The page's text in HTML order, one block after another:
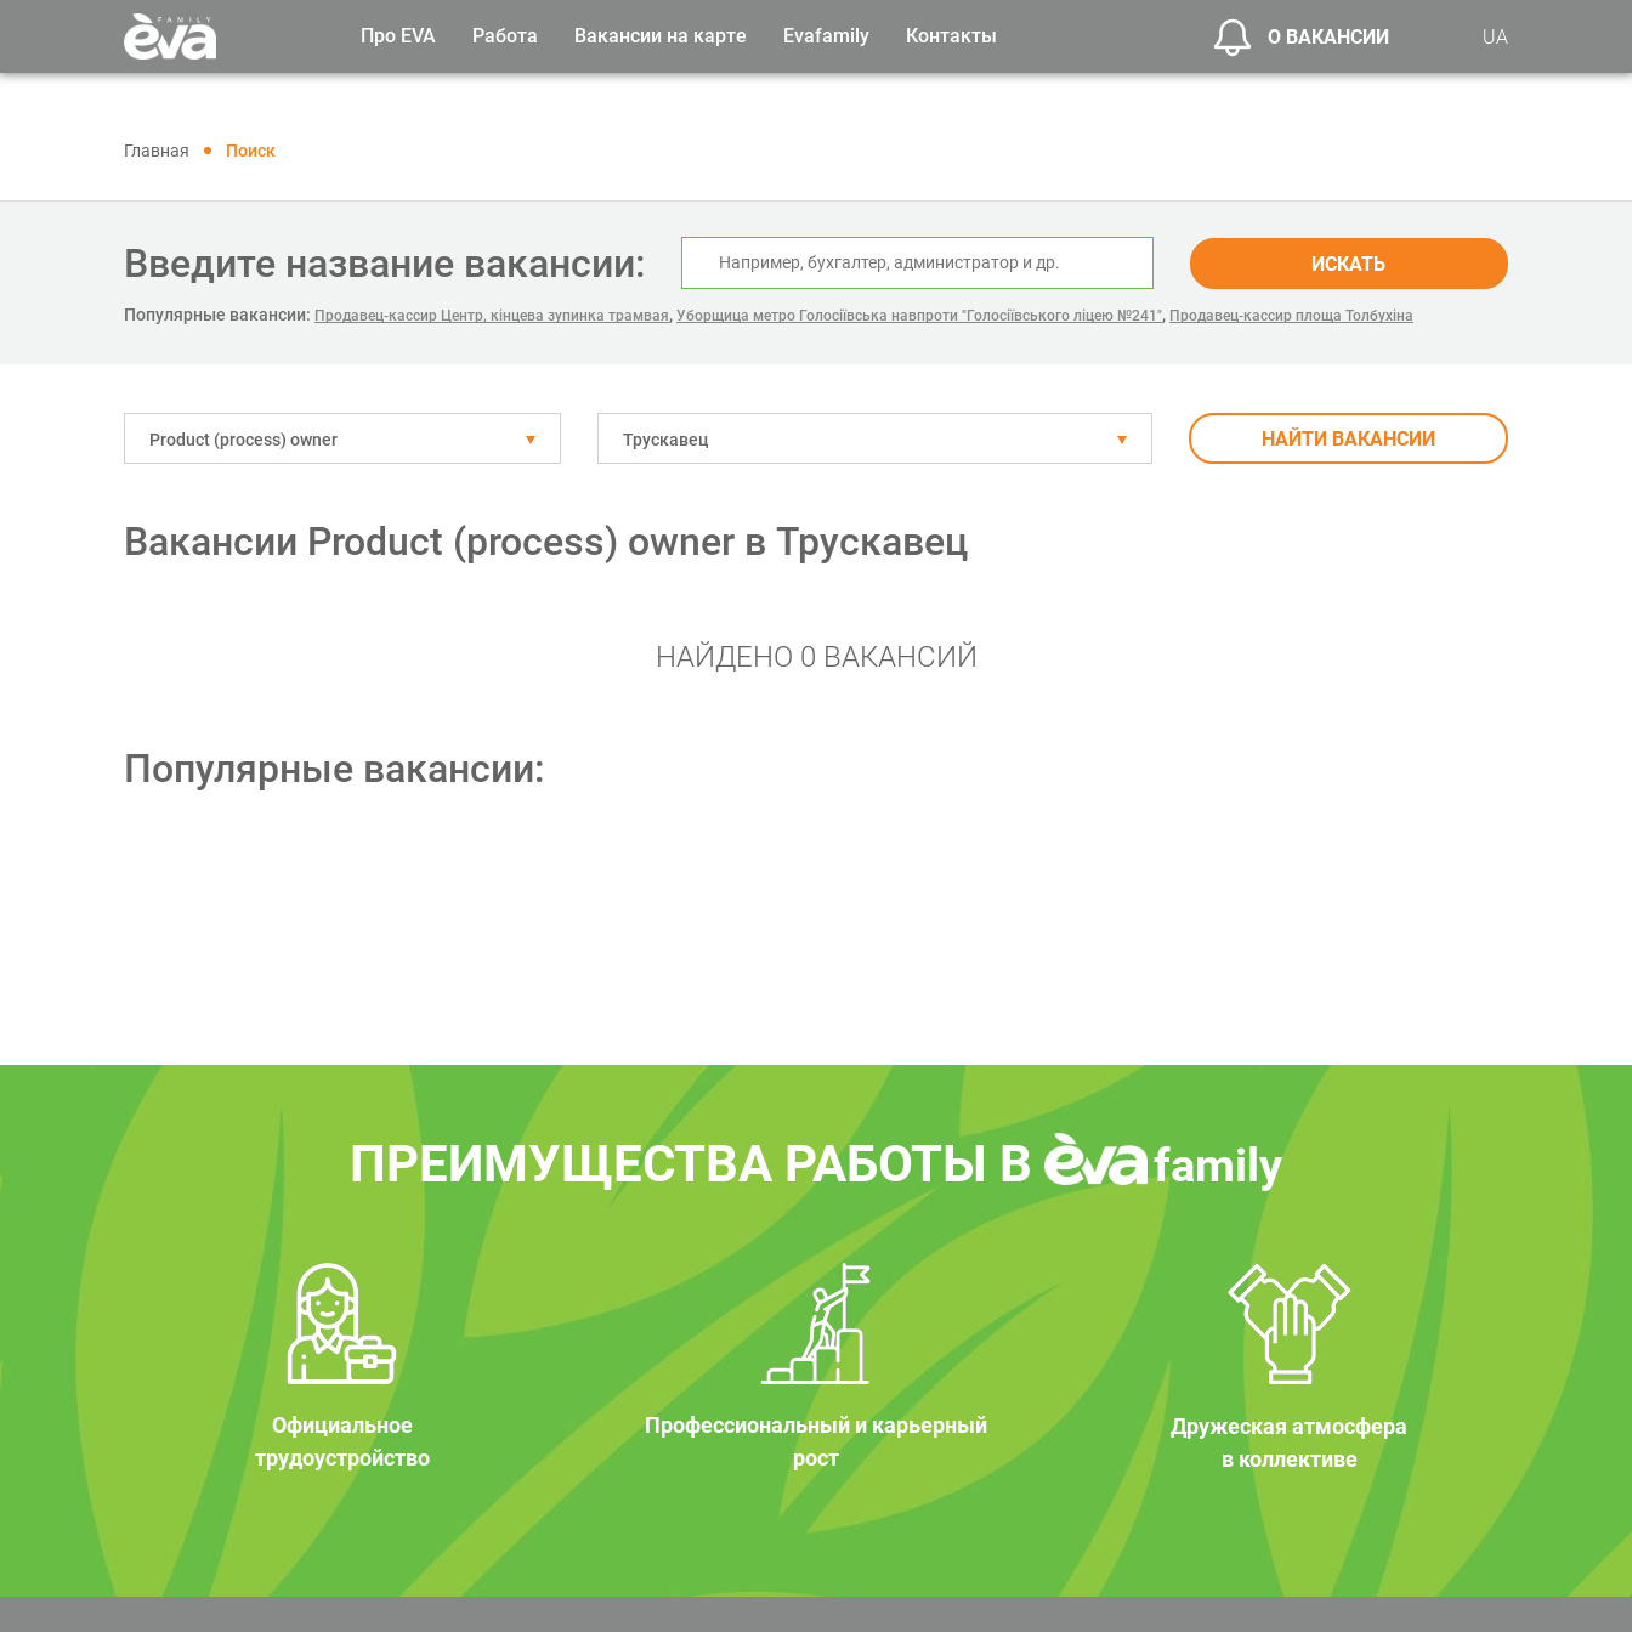
Про EVA Работа Вакансии на карте Evafamily Контакты О ВАКАНСИИ UA
Главная Поиск
Введите название вакансии: ИСКАТЬ
Популярные вакансии: Продавец-кассир Центр, кінцева зупинка трамвая, Уборщица метро Голосіївська навпроти "Голосіївського ліцею №241", Продавец-кассир площа Толбухіна
Рroduct (process) owner Трускавец НАЙТИ ВАКАНСИИ
Вакансии Рroduct (process) owner в Трускавец
НАЙДЕНО 0 ВАКАНСИЙ
Популярные вакансии:
ПРЕИМУЩЕСТВА РАБОТЫ В family
Официальное
трудоустройство
Профессиональный и карьерный
рост
Дружеская атмосфера
в коллективе